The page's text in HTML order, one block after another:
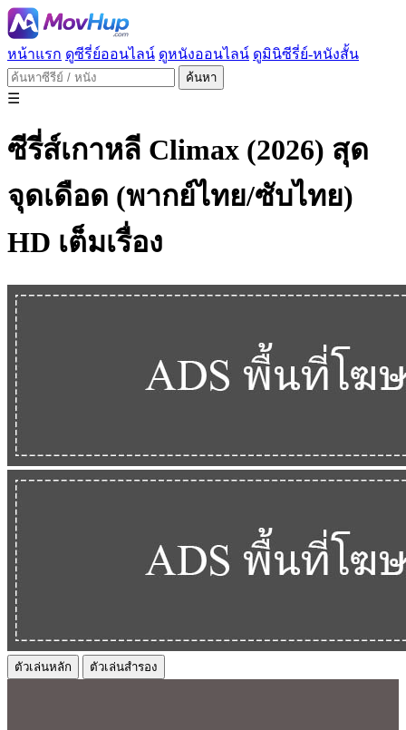
หน้าแรก ดูซีรี่ย์ออนไลน์ ดูหนังออนไลน์ ดูมินิซีรี่ย์-หนังสั้น
ค้นหา
☰
ซีรี่ส์เกาหลี Climax (2026) สุด
จุดเดือด (พากย์ไทย/ซับไทย)
HD เต็มเรื่อง
ตัวเล่นหลัก ตัวเล่นสำรอง